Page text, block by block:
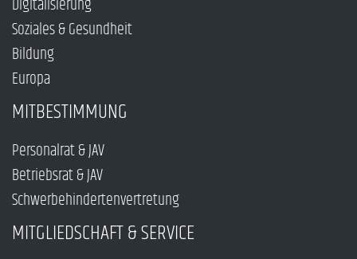
Digitalisierung
Soziales & Gesundheit
Bildung
Europa
MITBESTIMMUNG
Personalrat & JAV
Betriebsrat & JAV
Schwerbehindertenvertretung
MITGLIEDSCHAFT & SERVICE